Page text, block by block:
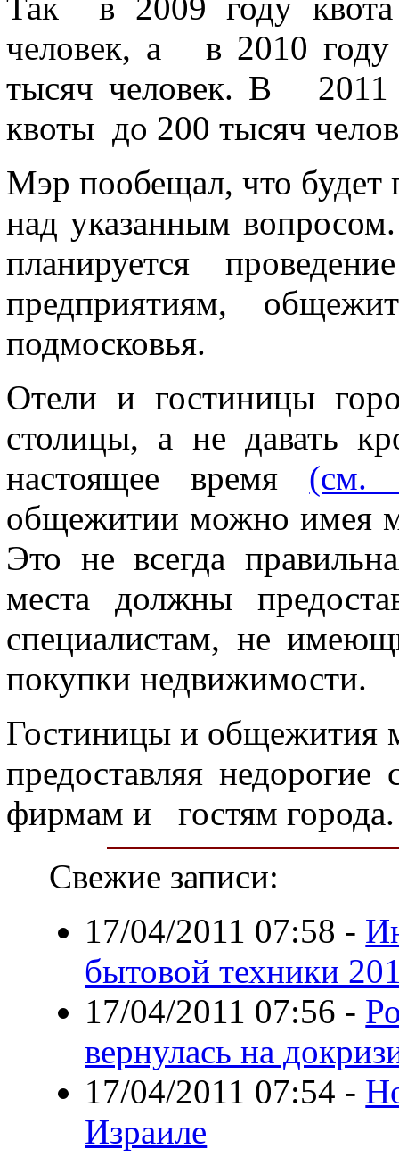
человек, а в 2010 году
тысяч человек. В
2011
квоты до 200 тысяч
Мэр пообещал, что будет
над указанным
планируется
предприятиям,
подмосковья.
Отели и гостиницы
столицы, а не давать
настоящее время (см.
общежитии можно имея
Это не всегда
места должны
специалистам, не
покупки недвижимости.
Гостиницы и общежития
предоставляя
фирмам и гостям города.
Свежие записи:
17/04/2011 07:58 -
бытовой техники
17/04/2011 07:56 -
вернулась на
17/04/2011 07:54 -
Израиле